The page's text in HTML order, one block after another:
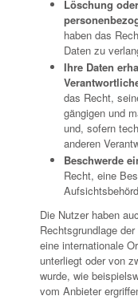
Löschung
haben das
Daten zu
Ihre Daten
das Recht,
gängigen und
und, sofern
anderen
Beschwerde
Recht, eine
Die Nutzer haben
Rechtsgrundlage
eine internationale
unterliegt oder von
wurde, wie
vom Anbieter